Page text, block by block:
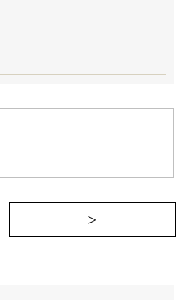
＜ サプライズを仕掛けたら